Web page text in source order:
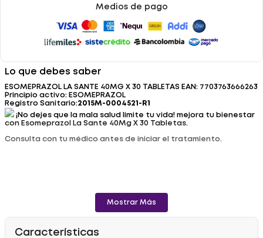
Medios de pago
Lo que debes saber
ESOMEPRAZOL LA SANTE 40MG X 30 TABLETAS EAN: 7703763666263
Principio activo: ESOMEPRAZOL
Registro Sanitario:2015M-0004521-R1
¡No dejes que la mala salud limite tu vida! mejora tu bienestar
con Esomeprazol La Sante 40Mg X 30 Tabletas.
Consulta con tu médico antes de iniciar el tratamiento.
Mostrar Más
Características